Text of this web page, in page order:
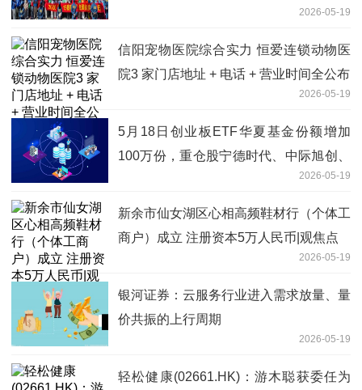
2026-05-19
信阳宠物医院综合实力 恒爱连锁动物医
院3 家门店地址 + 电话 + 营业时间全公布
2026-05-19
5月18日创业板ETF华夏基金份额增加
100万份，重仓股宁德时代、中际旭创、
2026-05-19
新余市仙女湖区心相高频鞋材行（个体工
商户）成立 注册资本5万人民币|观焦点
2026-05-19
银河证券：云服务行业进入需求放量、量
价共振的上行周期
2026-05-19
轻松健康(02661.HK)：游木聪获委任为